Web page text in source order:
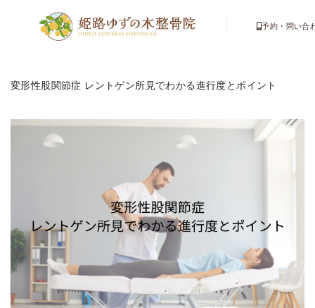
予約・問い合
変形性股関節症 レントゲン所見でわかる進行度とポイント